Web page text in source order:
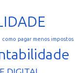
como pagar menos impostos